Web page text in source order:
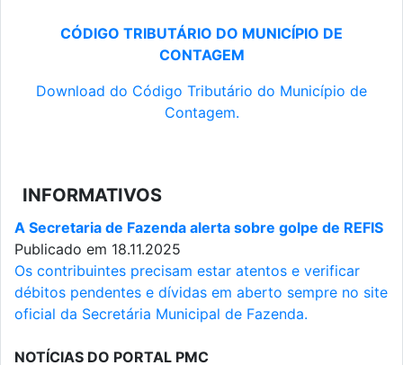
CÓDIGO TRIBUTÁRIO DO MUNICÍPIO DE
CONTAGEM
Download do Código Tributário do Município de
Contagem.
INFORMATIVOS
A Secretaria de Fazenda alerta sobre golpe de REFIS
Publicado em 18.11.2025
Os contribuintes precisam estar atentos e verificar
débitos pendentes e dívidas em aberto sempre no site
oficial da Secretária Municipal de Fazenda.
NOTÍCIAS DO PORTAL PMC